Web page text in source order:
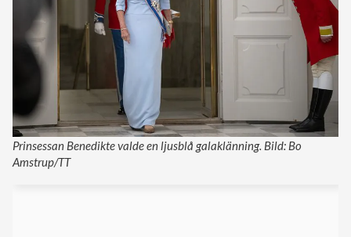
Prinsessan Benedikte valde en ljusblå galaklänning. Bild: Bo
Amstrup/TT